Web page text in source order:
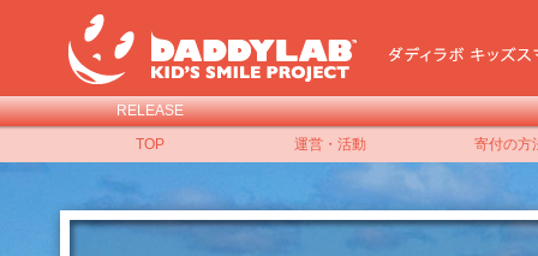
RELEASE
TOP
運営・活動 寄付の方